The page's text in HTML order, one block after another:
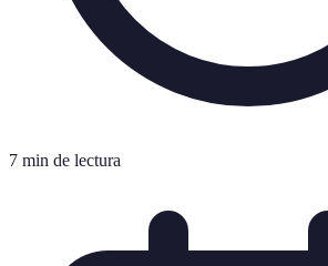
7 min de lectura